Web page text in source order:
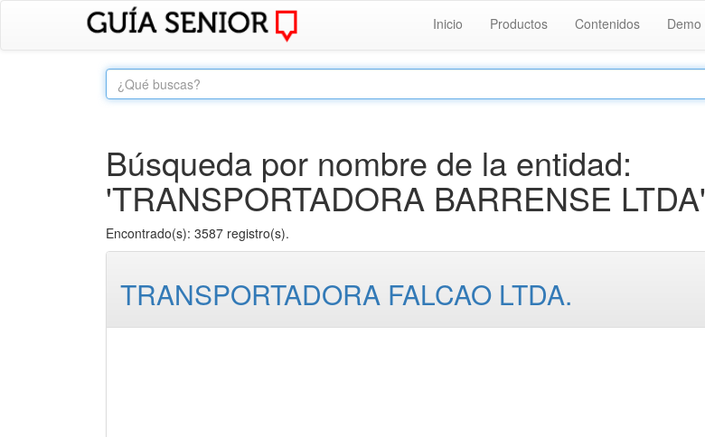
Inicio Productos Contenidos Demo
Búsqueda por nombre de la entidad:
'TRANSPORTADORA BARRENSE LTDA'
Encontrado(s): 3587 registro(s).
TRANSPORTADORA FALCAO LTDA.